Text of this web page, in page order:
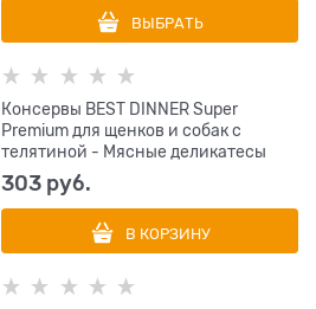
ВЫБРАТЬ
Консервы BEST DINNER Super
Premium для щенков и собак с
телятиной - Мясные деликатесы
303 руб.
В КОРЗИНУ